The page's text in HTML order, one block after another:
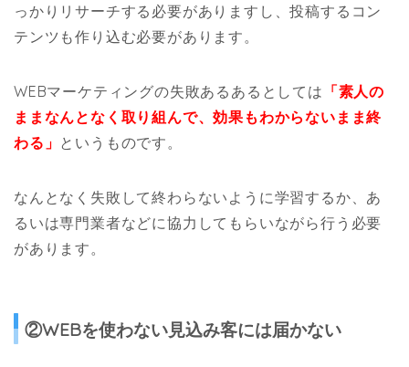
っかりリサーチする必要がありますし、投稿するコン
テンツも作り込む必要があります。
WEBマーケティングの失敗あるあるとしては 「素人の
ままなんとなく取り組んで、効果もわからないまま終
わる」 というものです。
なんとなく失敗して終わらないように学習するか、あ
るいは専門業者などに協力してもらいながら行う必要
があります。
②WEBを使わない見込み客には届かない